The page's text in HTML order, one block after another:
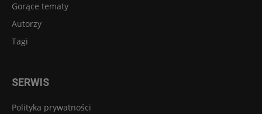
Gorące tematy
Autorzy
Tagi
SERWIS
Polityka prywatności